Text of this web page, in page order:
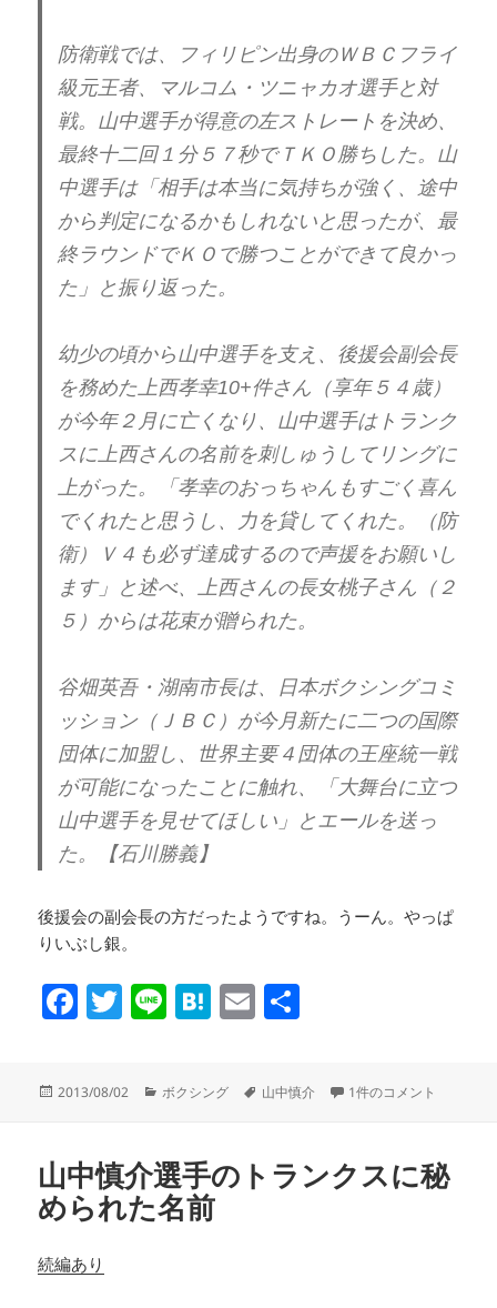
防衛戦では、フィリピン出身のＷＢＣフライ
級元王者、マルコム・ツニャカオ選手と対
戦。山中選手が得意の左ストレートを決め、
最終十二回１分５７秒でＴＫＯ勝ちした。山
中選手は「相手は本当に気持ちが強く、途中
から判定になるかもしれないと思ったが、最
終ラウンドでＫＯで勝つことができて良かっ
た」と振り返った。
幼少の頃から山中選手を支え、後援会副会長
を務めた上西孝幸10+件さん（享年５４歳）
が今年２月に亡くなり、山中選手はトランク
スに上西さんの名前を刺しゅうしてリングに
上がった。「孝幸のおっちゃんもすごく喜ん
でくれたと思うし、力を貸してくれた。（防
衛）Ｖ４も必ず達成するので声援をお願いし
ます」と述べ、上西さんの長女桃子さん（２
５）からは花束が贈られた。
谷畑英吾・湖南市長は、日本ボクシングコミ
ッション（ＪＢＣ）が今月新たに二つの国際
団体に加盟し、世界主要４団体の王座統一戦
が可能になったことに触れ、「大舞台に立つ
山中選手を見せてほしい」とエールを送っ
た。【石川勝義】
後援会の副会長の方だったようですね。うーん。やっぱ
りいぶし銀。
F
e
o
o
k
T
er
Li
H
n
E
投
2013/08/02
カ
ー
ボクシング
タ
山中慎介 続・山中慎介選手のト
1件のコメント
山中慎介選手のトランクスに秘
められた名前
続編あり